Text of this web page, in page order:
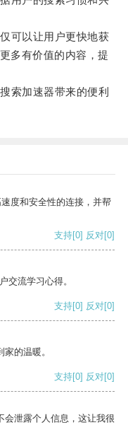
可以让用户更快地获
多有价值的内容，提
加速器带来的便利
度和安全性的连接，并帮
支持[0] 反对[0]
交流学习心得。
支持[0] 反对[0]
的温暖。
支持[0] 反对[0]
会泄露个人信息，这让我很